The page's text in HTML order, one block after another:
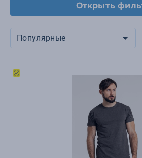
Открыть
Популярные